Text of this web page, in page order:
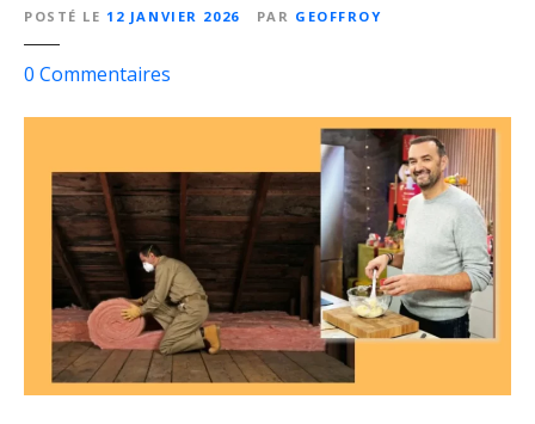
POSTÉ LE 12 JANVIER 2026 PAR GEOFFROY
0 Commentaires
o
m
e
n
t
C
y